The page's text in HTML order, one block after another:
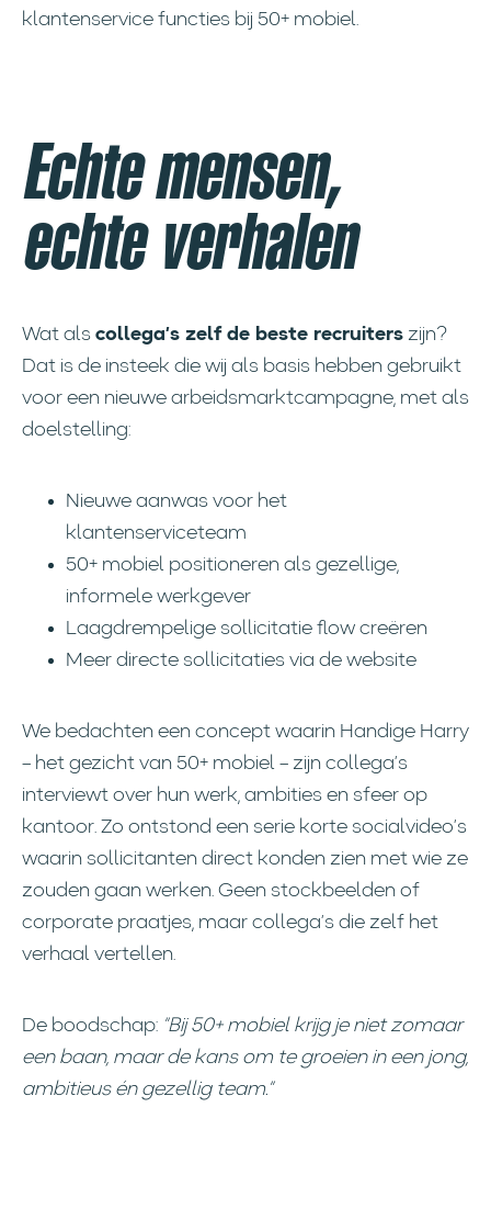
klantenservice functies bij 50+ mobiel.
Echte mensen,
echte verhalen
Wat als collega’s zelf de beste recruiters zijn?
Dat is de insteek die wij als basis hebben gebruikt
voor een nieuwe arbeidsmarktcampagne, met als
doelstelling:
Nieuwe aanwas voor het
klantenserviceteam
50+ mobiel positioneren als gezellige,
informele werkgever
Laagdrempelige sollicitatie flow creëren
Meer directe sollicitaties via de website
We bedachten een concept waarin Handige Harry
– het gezicht van 50+ mobiel – zijn collega’s
interviewt over hun werk, ambities en sfeer op
kantoor. Zo ontstond een serie korte socialvideo’s
waarin sollicitanten direct konden zien met wie ze
zouden gaan werken. Geen stockbeelden of
corporate praatjes, maar collega’s die zelf het
verhaal vertellen.
De boodschap: “Bij 50+ mobiel krijg je niet zomaar
een baan, maar de kans om te groeien in een jong,
ambitieus én gezellig team.”